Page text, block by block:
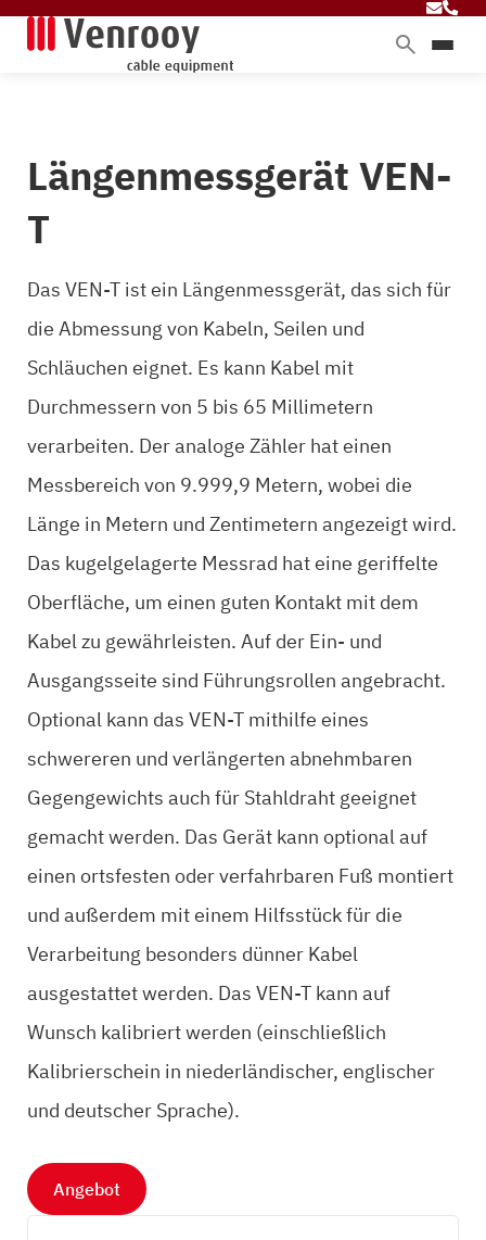
Branchen
Blog
Längenmessgerät VEN-
T
Das VEN-T ist ein Längenmessgerät, das sich für
die Abmessung von Kabeln, Seilen und
Schläuchen eignet. Es kann Kabel mit
Durchmessern von 5 bis 65 Millimetern
verarbeiten. Der analoge Zähler hat einen
Messbereich von 9.999,9 Metern, wobei die
Länge in Metern und Zentimetern angezeigt wird.
Das kugelgelagerte Messrad hat eine geriffelte
Oberfläche, um einen guten Kontakt mit dem
Kabel zu gewährleisten. Auf der Ein- und
Ausgangsseite sind Führungsrollen angebracht.
Optional kann das VEN-T mithilfe eines
schwereren und verlängerten abnehmbaren
Gegengewichts auch für Stahldraht geeignet
gemacht werden. Das Gerät kann optional auf
einen ortsfesten oder verfahrbaren Fuß montiert
und außerdem mit einem Hilfsstück für die
Verarbeitung besonders dünner Kabel
ausgestattet werden. Das VEN-T kann auf
Wunsch kalibriert werden (einschließlich
Kalibrierschein in niederländischer, englischer
und deutscher Sprache).
Angebot